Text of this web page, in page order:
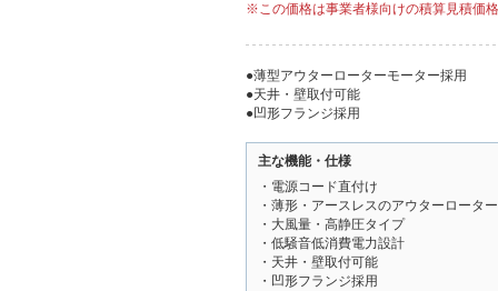
※この価格は事業者様向けの積算見積価
●薄型アウターローターモーター採用
●天井・壁取付可能
●凹形フランジ採用
主な機能・仕様
・電源コード直付け
・薄形・アースレスのアウターロータ
・大風量・高静圧タイプ
・低騒音低消費電力設計
・天井・壁取付可能
・凹形フランジ採用